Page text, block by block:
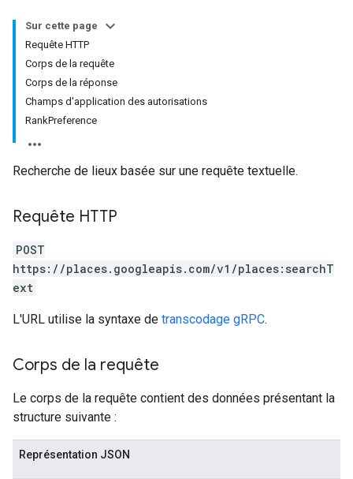
Sur cette page
Requête HTTP
Corps de la requête
Corps de la réponse
Champs d'application des autorisations
RankPreference
Recherche de lieux basée sur une requête textuelle.
Requête HTTP
POST
https://places.googleapis.com/v1/places:searchT
ext
L'URL utilise la syntaxe de transcodage gRPC.
Corps de la requête
Le corps de la requête contient des données présentant la
structure suivante :
Représentation JSON